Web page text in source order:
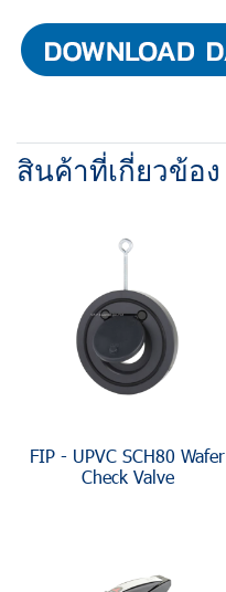
สินค้าที่เกี่ยวข้อง
FIP - UPVC SCH80 Wafer
Check Valve